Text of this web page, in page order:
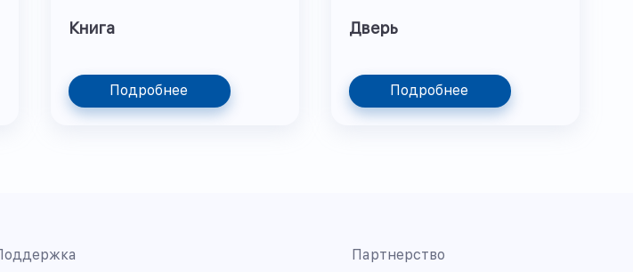
Книга
Подробнее
Дверь
Подробнее
Партнерство